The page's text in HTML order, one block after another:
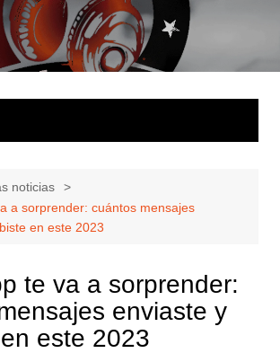
Solo Hits
noticias
a sorprender: cuántos mensajes
en este 2023
te va a sorprender:
enviaste y
este 2023